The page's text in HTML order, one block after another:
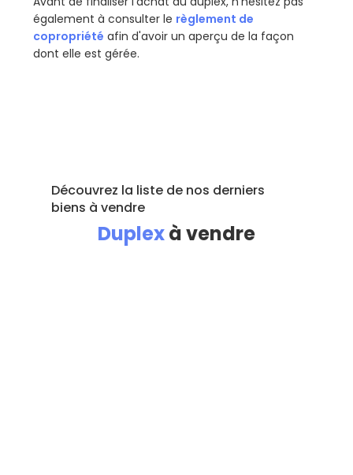
également à consulter le règlement de
copropriété afin d'avoir un aperçu de la façon
dont elle est gérée.
Découvrez la liste de nos derniers
biens à vendre
Duplexà vendre